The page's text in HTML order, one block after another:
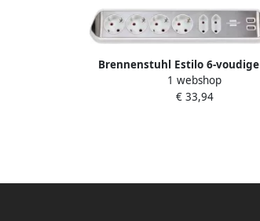
Brennenstuhl Estilo 6-
stopcontactstrip| zilver wit | 1
1153590620
1 webshop
€ 33,94